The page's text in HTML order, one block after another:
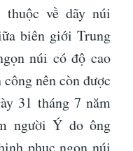
về dãy núi
biên giới Trung
núi có độ cao
nên còn được
31 tháng 7 năm
người Ý do ông